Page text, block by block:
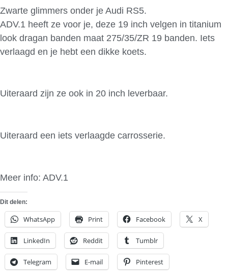
Zwarte glimmers onder je Audi RS5.
ADV.1 heeft ze voor je, deze 19 inch velgen in titanium
look dragan banden maat 275/35/ZR 19 banden. Iets
verlaagd en je hebt een dikke koets.
Uiteraard zijn ze ook in 20 inch leverbaar.
Uiteraard een iets verlaagde carrosserie.
Meer info: ADV.1
Dit delen:
WhatsApp Print Facebook X
LinkedIn Reddit Tumblr
Telegram E-mail Pinterest